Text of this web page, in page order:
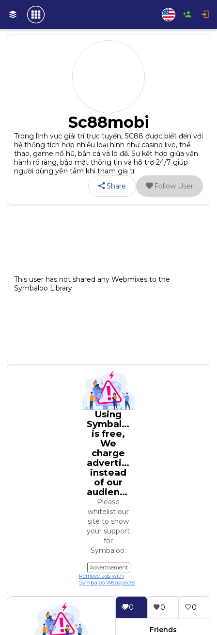
Sc88mobi
Trong lĩnh vực giải trí trực tuyến, SC88 được biết đến với
hệ thống tích hợp nhiều loại hình như casino live, thể
thao, game nổ hũ, bắn cá và lô đề. Sự kết hợp giữa vận
hành rõ ràng, bảo mật thông tin và hỗ trợ 24/7 giúp
người dùng yên tâm khi tham gia tr
Share
Follow User
This user has not shared any Webmixes to the
Symbaloo Library
Using
Symbaloo
is free,
We
charge
advertisers
instead
of our
audience.
Please
whitelist our
site to show
your support
for
Symbaloo.
Advertisement
Remove ads with
Symbaloo Webspaces
0 0 0
Friends